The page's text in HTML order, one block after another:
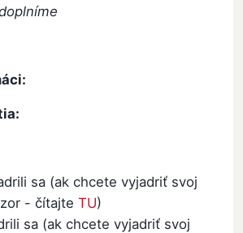
sa (ak chcete vyjadriť svoj
- čítajteTU)
sa (ak chcete vyjadriť svoj